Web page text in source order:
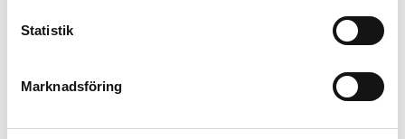
Statistik
Marknadsföring
Med för höga krav på evidens kan
polisen inte göra något alls